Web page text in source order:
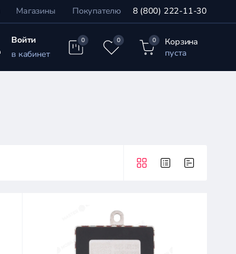
Магазины Покупателю 8 (800) 222-11-30
Войти
в кабинет
0 0 0
Корзина
пуста